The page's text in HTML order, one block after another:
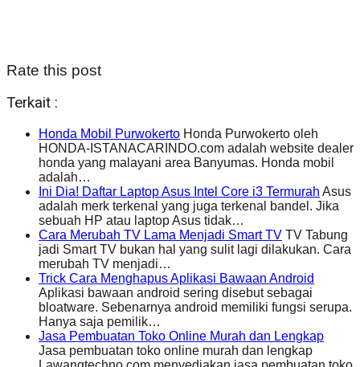
Rate this post
Terkait :
Honda Mobil Purwokerto Honda Purwokerto oleh
HONDA-ISTANACARINDO.com adalah website dealer
honda yang malayani area Banyumas. Honda mobil
adalah…
Ini Dia! Daftar Laptop Asus Intel Core i3 Termurah Asus
adalah merk terkenal yang juga terkenal bandel. Jika
sebuah HP atau laptop Asus tidak…
Cara Merubah TV Lama Menjadi Smart TV TV Tabung
jadi Smart TV bukan hal yang sulit lagi dilakukan. Cara
merubah TV menjadi…
Trick Cara Menghapus Aplikasi Bawaan Android
Aplikasi bawaan android sering disebut sebagai
bloatware. Sebenarnya android memiliki fungsi serupa.
Hanya saja pemilik…
Jasa Pembuatan Toko Online Murah dan Lengkap
Jasa pembuatan toko online murah dan lengkap